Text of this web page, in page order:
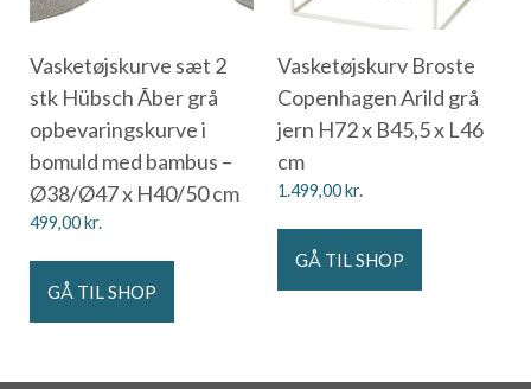
Vasketøjskurve sæt 2
stk Hübsch Ãber grå
opbevaringskurve i
bomuld med bambus –
Ø38/Ø47 x H40/50 cm
499,00kr.
GÅ TIL SHOP
Vasketøjskurv Broste
Copenhagen Arild grå
jern H72 x B45,5 x L46
cm
1.499,00kr.
GÅ TIL SHOP